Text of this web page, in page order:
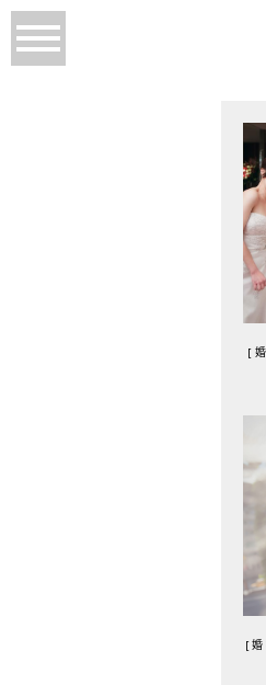
[
[